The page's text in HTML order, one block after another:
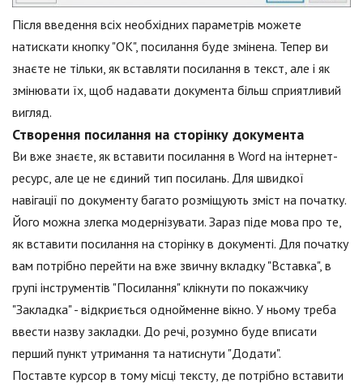
Після введення всіх необхідних параметрів можете
натискати кнопку "ОК", посилання буде змінена. Тепер ви
знаєте не тільки, як вставляти посилання в текст, але і як
змінювати їх, щоб надавати документа більш сприятливий
вигляд.
Створення посилання на сторінку документа
Ви вже знаєте, як вставити посилання в Word на інтернет-
ресурс, але це не єдиний тип посилань. Для швидкої
навігації по документу багато розміщують зміст на початку.
Його можна злегка модернізувати. Зараз піде мова про те,
як вставити посилання на сторінку в документі. Для початку
вам потрібно перейти на вже звичну вкладку "Вставка", в
групі інструментів "Посилання" клікнути по покажчику
"Закладка" - відкриється однойменне вікно. У ньому треба
ввести назву закладки. До речі, розумно буде вписати
перший пункт утримання та натиснути "Додати".
Поставте курсор в тому місці тексту, де потрібно вставити